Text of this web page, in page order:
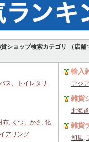
ショップ検索カテゴリ （店舗
ス、トイレタリ
布, くつ、かさ , 化
アリング
輸入
アジア
雑貨
北海道
雑貨
和風,